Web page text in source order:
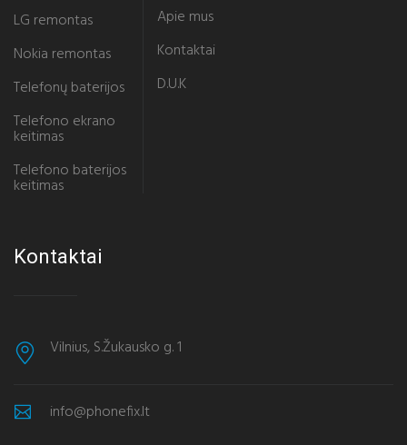
LG remontas
Nokia remontas
Telefonų baterijos
Telefono ekrano
keitimas
Telefono baterijos
keitimas
Apie mus
Kontaktai
D.U.K
Kontaktai
Vilnius, S.Žukausko g. 1
info@phonefix.lt